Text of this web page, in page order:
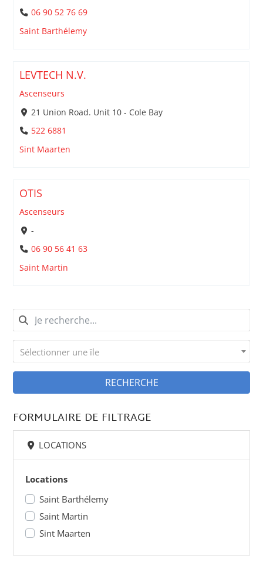
06 90 52 76 69
Saint Barthélemy
LEVTECH N.V.
Ascenseurs
21 Union Road. Unit 10 - Cole Bay
522 6881
Sint Maarten
OTIS
Ascenseurs
-
06 90 56 41 63
Saint Martin
Sélectionner une île
RECHERCHE
FORMULAIRE DE FILTRAGE
LOCATIONS
Locations
Saint Barthélemy
Saint Martin
Sint Maarten